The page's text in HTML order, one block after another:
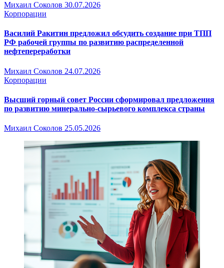
Михаил Соколов 30.07.2026
Корпорации
Василий Ракитин предложил обсудить создание при ТПП
РФ рабочей группы по развитию распределенной
нефтепереработки
Михаил Соколов 24.07.2026
Корпорации
Высший горный совет России сформировал предложения
по развитию минерально-сырьевого комплекса страны
Михаил Соколов 25.05.2026